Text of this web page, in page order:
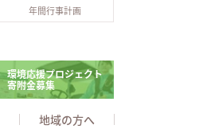
年間行事計画
環境応援プロジェクト
寄附金募集
地域の方へ